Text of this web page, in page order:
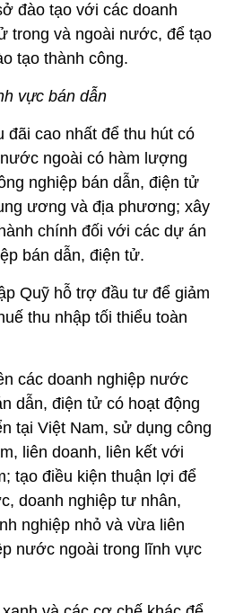
đào tạo với các doanh
trong và ngoài nước, để tạo
tạo thành công.
vực bán dẫn
cao nhất để thu hút có
ngoài có hàm lượng
nghiệp bán dẫn, điện tử
ương và địa phương; xây
chính đối với các dự án
bán dẫn, điện tử.
Quỹ hỗ trợ đầu tư để giảm
thu nhập tối thiểu toàn
các doanh nghiệp nước
dẫn, điện tử có hoạt động
tại Việt Nam, sử dụng công
liên doanh, liên kết với
tạo điều kiện thuận lợi để
doanh nghiệp tư nhân,
nghiệp nhỏ và vừa liên
nước ngoài trong lĩnh vực